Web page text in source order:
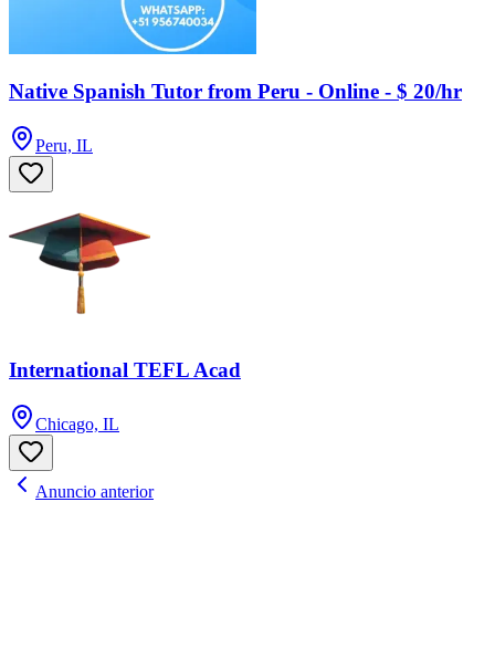
Native Spanish Tutor from Peru - Online - $ 20/hr
Peru, IL
International TEFL Acad
Chicago, IL
Anuncio anterior